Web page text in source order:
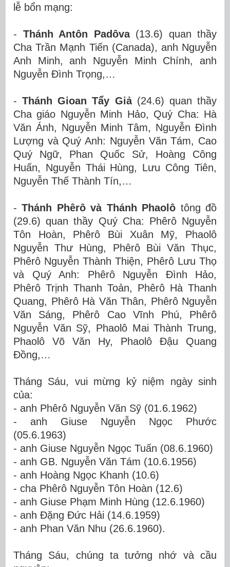
lễ bổn mạng:
- Thánh Antôn Padôva(13.6) quan thầy
Cha Trần Mạnh Tiến (Canada), anh Nguyễn
Anh Minh, anh Nguyễn Minh Chính, anh
Nguyễn Đình Trọng,…
-Thánh Gioan Tẩy Giả(24.6) quan thầy
Cha giáo Nguyễn Minh Hảo, Quý Cha: Hà
Văn Ánh, Nguyễn Minh Tâm, Nguyễn Đình
Lượng và Quý Anh: Nguyễn Văn Tám, Cao
Quý Ngữ, Phan Quốc Sử, Hoàng Công
Huấn, Nguyễn Thái Hùng, Lưu Công Tiên,
Nguyễn Thế Thành Tín,…
-Thánh Phêrô và Thánh Phaolô tông đồ
(29.6) quan thầy Quý Cha: Phêrô Nguyễn
Tôn Hoàn, Phêrô Bùi Xuân Mỹ, Phaolô
Nguyễn Thư Hùng, PhêrôBùi Văn Thục,
Phêrô Nguyễn Thành Thiện, Phêrô Lưu Thọ
và Quý Anh: Phêrô Nguyễn Đình Hảo,
Phêrô Trịnh Thanh Toản, Phêrô Hà Thanh
Quang, Phêrô Hà Văn Thân, Phêrô Nguyễn
Văn Sáng, Phêrô Cao Vĩnh Phú, Phêrô
Nguyễn Văn Sỹ, Phaolô Mai Thành Trung,
Phaolô Võ Văn Hy,
Phaolô Đậu Quang
Đồng,…
Tháng Sáu, vui mừng kỷ niệm ngày sinh
của:
- anh Phêrô Nguyễn Văn Sỹ (01.6.1962)
- anh Giuse Nguyễn Ngọc Phước
(05.6.1963)
- anh Giuse Nguyễn Ngọc Tuấn (08.6.1960)
- anh GB. Nguyễn Văn Tám (10.6.1956)
- anh Hoàng Ngọc Khanh (10.6)
- cha Phêrô Nguyễn Tôn Hoàn (12.6)
- anh Giuse Phạm Minh Hùng (12.6.1960)
- anh Đặng Đức Hải (14.6.1959)
- anh Phan Văn Nhu (26.6.1960).
Tháng Sáu, chúng ta tưởng nhớ và cầu